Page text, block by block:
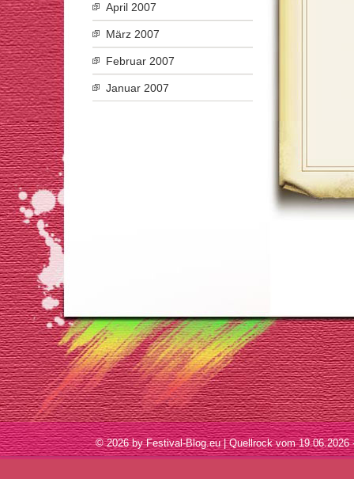
April 2007
März 2007
Februar 2007
Januar 2007
© 2026 by Festival-Blog.eu | Quellrock vom